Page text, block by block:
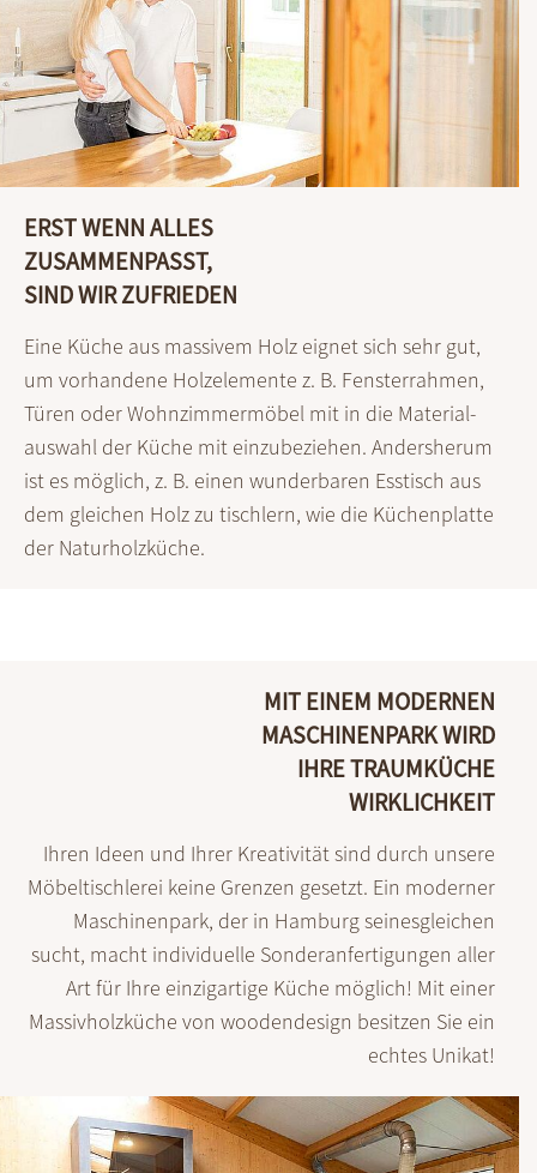
ERST WENN ALLES
ZUSAMMEN­PASST,
SIND WIR ZUFRIEDEN
Eine Küche aus massivem Holz eignet sich sehr gut,
um vorhandene Holz­elemente z. B. Fenster­rahmen,
Türen oder Wohn­zimmermöbel mit in die Material­
auswahl der Küche mit einzubeziehen. Anders­herum
ist es möglich, z. B. einen wunder­baren Esstisch aus
dem gleichen Holz zu tischlern, wie die Küchenplatte
der Natur­holzküche.
MIT EINEM MODERNEN
MASCHINENPARK WIRD
IHRE TRAUMKÜCHE
WIRKLICHKEIT
Ihren Ideen und Ihrer Kreativität sind durch unsere
Möbel­tischlerei keine Grenzen gesetzt. Ein moderner
Maschinen­park, der in Hamburg seines­gleichen
sucht, macht individuelle Sonder­anfertigungen aller
Art für Ihre einzig­artige Küche möglich! Mit einer
Massiv­holz­küche von woodendesign besitzen Sie ein
echtes Unikat!